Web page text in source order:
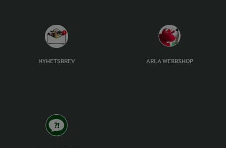
NYHETSBREV ARLA WEBBSHOP